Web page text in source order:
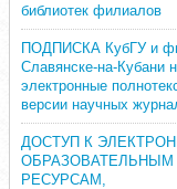
библиотек филиалов
ПОДПИСКА КубГУ и
Славянске-на-Кубани
электронные
версии научных
ДОСТУП К
ОБРАЗОВАТЕЛЬНЫМ
РЕСУРСАМ,